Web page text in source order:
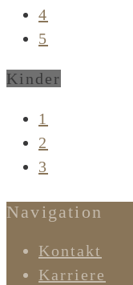
4
5
Kinder
1
2
3
Navigation
Kontakt
Karriere